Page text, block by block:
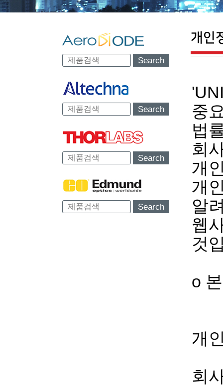
Search
Search
Search
Search
개인
중
법
회
개
개
알
웹
것
ο
개
회